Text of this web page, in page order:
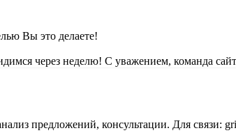
Вы это делаете!
через неделю! С уважением, команда
предложений, консультации. Для связи: